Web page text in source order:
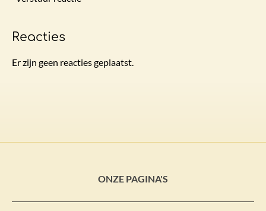
Reacties
Er zijn geen reacties geplaatst.
ONZE PAGINA'S